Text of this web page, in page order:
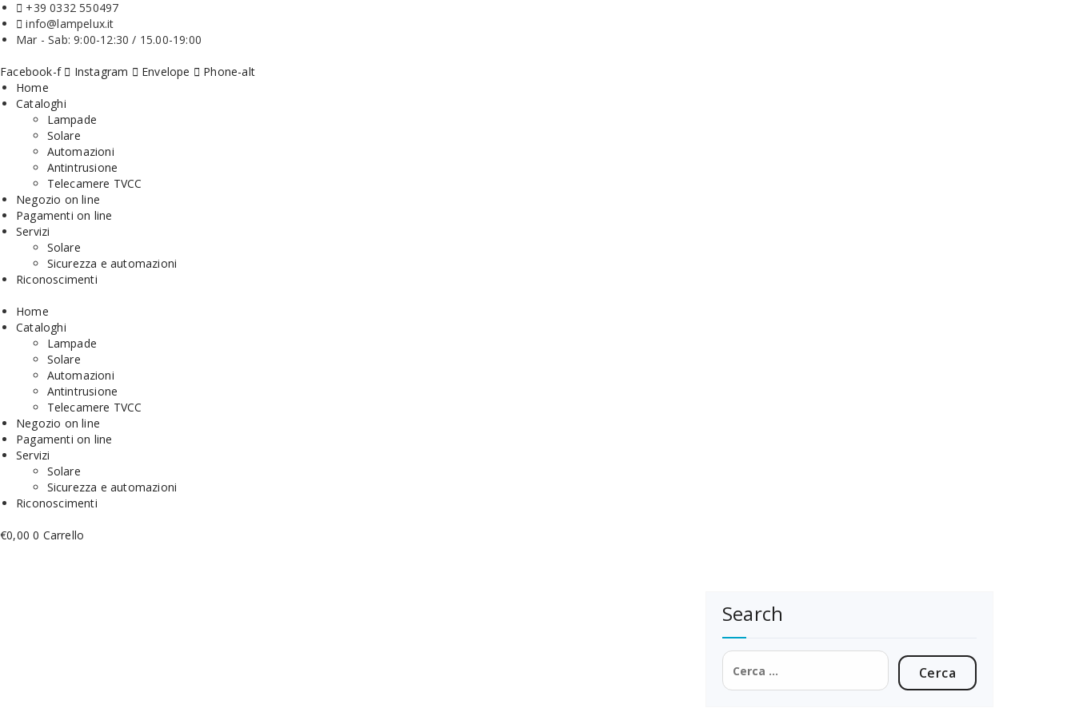
+39 0332 550497
info@lampelux.it
Mar - Sab: 9:00-12:30 / 15.00-19:00
Facebook-f Instagram Envelope
Phone-alt
Home
Cataloghi
Lampade
Solare
Automazioni
Antintrusione
Telecamere TVCC
Negozio on line
Pagamenti on line
Servizi
Solare
Sicurezza e automazioni
Riconoscimenti
Home
Cataloghi
Lampade
Solare
Automazioni
Antintrusione
Telecamere TVCC
Negozio on line
Pagamenti on line
Servizi
Solare
Sicurezza e automazioni
Riconoscimenti
€0,00 0 Carrello
Search
Ricerca
per: